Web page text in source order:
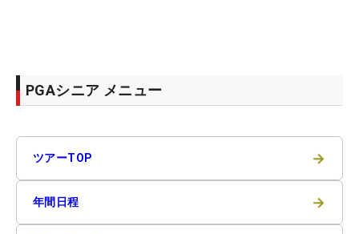
PGAシニア メニュー
ツアーTOP →
年間日程 →